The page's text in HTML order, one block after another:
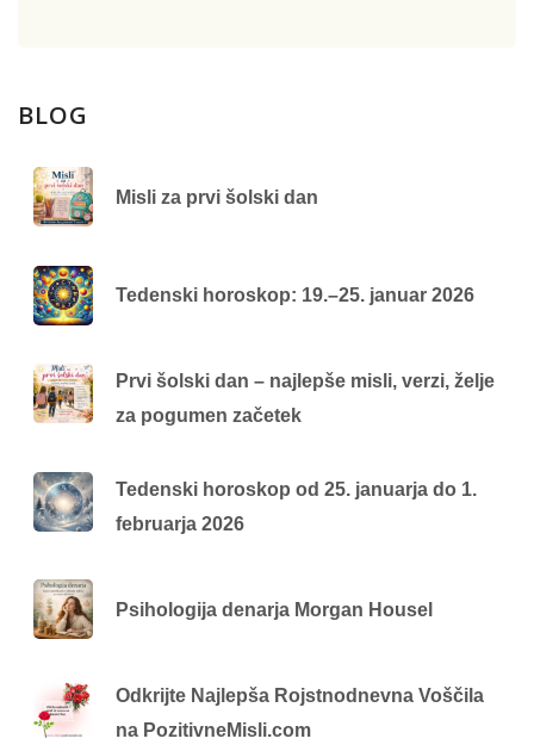
BLOG
Misli za prvi šolski dan
Tedenski horoskop: 19.–25. januar 2026
Prvi šolski dan – najlepše misli, verzi, želje
za pogumen začetek
Tedenski horoskop od 25. januarja do 1.
februarja 2026
Psihologija denarja Morgan Housel
Odkrijte Najlepša Rojstnodnevna Voščila
na PozitivneMisli.com